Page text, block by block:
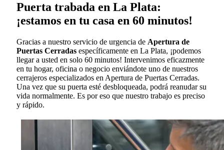
Puerta trabada en La Plata:
¡estamos en tu casa en 60 minutos!
Gracias a nuestro servicio de urgencia de Apertura de
Puertas Cerradas específicamente en La Plata, ¡podemos
llegar a usted en solo 60 minutos! Intervenimos eficazmente
en tu hogar, oficina o negocio enviándote uno de nuestros
cerrajeros especializados en Apertura de Puertas Cerradas.
Una vez que su puerta esté desbloqueada, podrá reanudar su
vida normalmente. Es por eso que nuestro trabajo es preciso
y rápido.